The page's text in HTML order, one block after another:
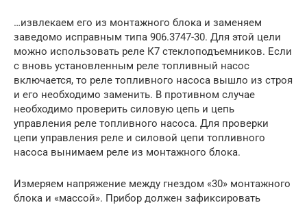
…извлекаем его из монтажного блока и заменяем
заведомо исправным типа 906.3747-30. Для этой цели
можно использовать реле К7 стеклоподъемников. Если
с вновь установленным реле топливный насос
включается, то реле топливного насоса вышло из строя
и его необходимо заменить. В противном случае
необходимо проверить силовую цепь и цепь
управления реле топливного насоса. Для проверки
цепи управления реле и силовой цепи топливного
насоса вынимаем реле из монтажного блока.
Измеряем напряжение между гнездом «30» монтажного
блока и «массой». Прибор должен зафиксировать